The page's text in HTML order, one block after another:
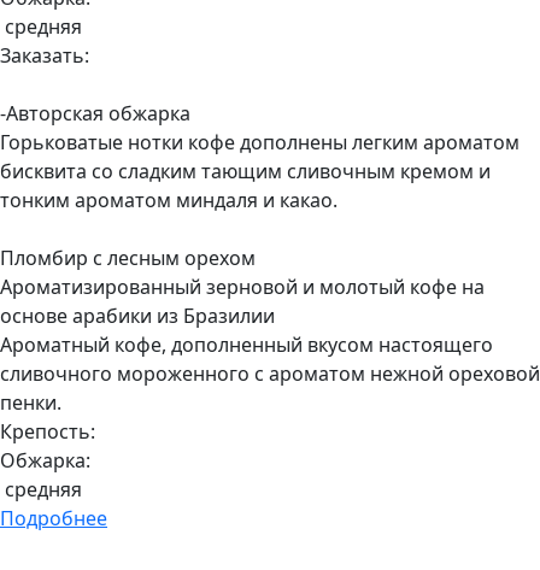
средняя
Заказать:
-Авторская обжарка
Горьковатые нотки кофе дополнены легким ароматом
бисквита со сладким тающим сливочным кремом и
тонким ароматом миндаля и какао.
Пломбир с лесным орехом
Ароматизированный зерновой и молотый кофе на
основе арабики из Бразилии
Ароматный кофе, дополненный вкусом настоящего
сливочного мороженного с ароматом нежной ореховой
пенки.
Крепость:
Обжарка:
средняя
Подробнее